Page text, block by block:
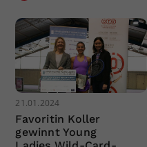
21.01.2024
Favoritin Koller
gewinnt Young